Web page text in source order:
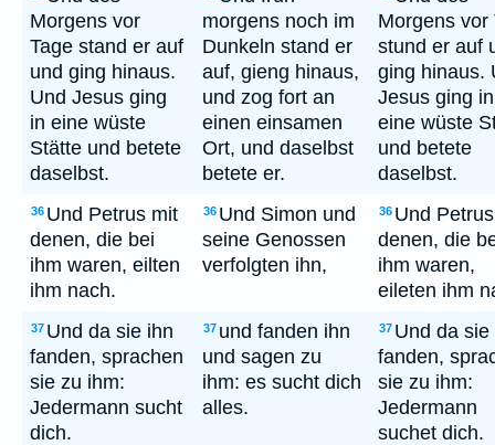
Morgens vor
Tage stand er auf
und ging hinaus.
Und Jesus ging
in eine wüste
Stätte und betete
daselbst.
morgens noch im
Dunkeln stand er
auf, gieng hinaus,
und zog fort an
einen einsamen
Ort, und daselbst
betete er.
Morgens vor
stund er auf
ging hinaus.
Jesus ging in
eine wüste
und betete
daselbst.
36 Und Petrus mit
denen, die bei
ihm waren, eilten
ihm nach.
36 Und Simon und
seine Genossen
verfolgten ihn,
36 Und
denen, die
ihm waren,
eileten ihm
37 Und da sie ihn
fanden, sprachen
sie zu ihm:
Jedermann sucht
dich.
37 und fanden ihn
und sagen zu
ihm: es sucht dich
alles.
37 Und da sie
fanden,
sie zu ihm:
Jedermann
suchet dich.